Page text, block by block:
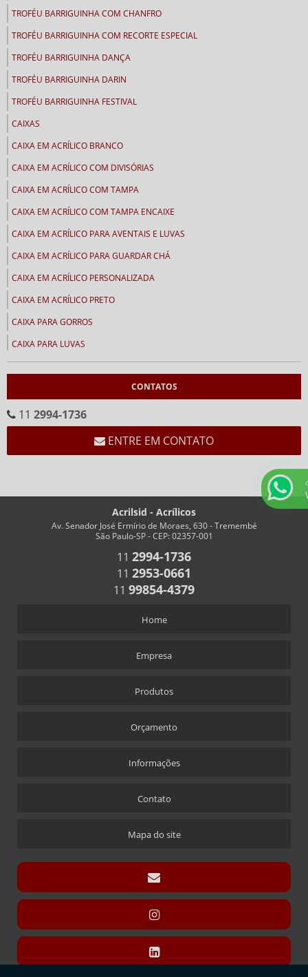
TROFÉU BARRIGUINHA COM CHANFRO
TROFÉU BARRIGUINHA COM RECORTE ESPECIAL
TROFÉU BARRIGUINHA DANÇA
TROFÉU BARRIGUINHA DARIN
TROFÉU BARRIGUINHA FESTIVAL
CAIXAS
CAIXA EM ACRÍLICO BRANCO
CAIXA EM ACRÍLICO COM DIVISÓRIAS
CAIXA EM ACRÍLICO COM TAMPA
CAIXA EM ACRÍLICO COM TAMPA ENCAIXE
CAIXA EM ACRÍLICO PARA AVENTAIS E LUVAS
CAIXA EM ACRÍLICO PARA GUARDAR CHÁ
CAIXA EM ACRÍLICO PERSONALIZADA
CAIXA EM ACRÍLICO PRETO
CAIXA PARA GORROS
CAIXA PARA LUVAS
CALENDÁRIOS
CALENDÁRIO EM ACRÍLICO FORMATO “V”
CHAVEIROS
CHAVEIRO PERSONALIZADO
CHAVEIRO RETANGULAR
CHAVEIROS COM TRILHO PARA NÚMEROS
CHAVEIROS PERSONALIZADOS RETANGULARES
ALFINETE QUE ACOMPANHA CRACHÁ
CRACHÁ EM ACRÍLICO COM IMPRESSÃO DIGITAL
ÍMÃ QUE ACOMPANHA CRACHÁ
DISPLAY PARA CARTÃO EXPOSITOR
DISPLAY MODELO “T” SANDUÍCHE EM ACRÍLICO
DISPLAYS L
CONTATOS
11 2994-1736
ENTRE EM CONTATO
Acrilsid - Acrílicos
Av. Senador José Ermírio de Moraes, 630 - Tremembé
São Paulo-SP - CEP: 02357-001
11 2994-1736
11 2953-0661
11 99854-4379
Home
Empresa
Produtos
Orçamento
Informações
Contato
Mapa do site